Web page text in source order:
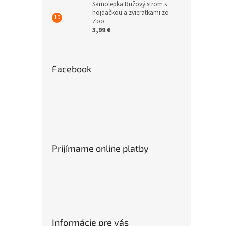
Samolepka Ružový strom s
hojdačkou a zvieratkami zo
Zoo
3,99 €
Facebook
Prijímame online platby
Informácie pre vás